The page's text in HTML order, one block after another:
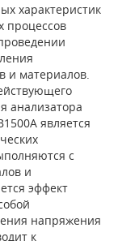
характеристик
процессов
и материалов.
анализатора
является
с
и
эффект
напряжения
к